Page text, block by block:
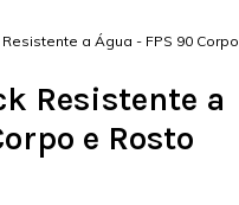
a Água - FPS 90 Corpo
Resistente a
e Rosto